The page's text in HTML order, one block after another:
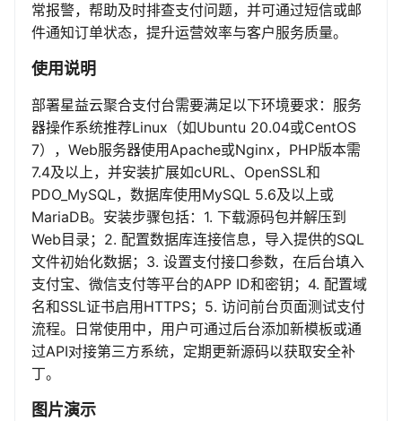
常报警，帮助及时排查支付问题，并可通过短信或邮
件通知订单状态，提升运营效率与客户服务质量。
使用说明
部署星益云聚合支付台需要满足以下环境要求：服务
器操作系统推荐Linux（如Ubuntu 20.04或CentOS
7），Web服务器使用Apache或Nginx，PHP版本需
7.4及以上，并安装扩展如cURL、OpenSSL和
PDO_MySQL，数据库使用MySQL 5.6及以上或
MariaDB。安装步骤包括：1. 下载源码包并解压到
Web目录；2. 配置数据库连接信息，导入提供的SQL
文件初始化数据；3. 设置支付接口参数，在后台填入
支付宝、微信支付等平台的APP ID和密钥；4. 配置域
名和SSL证书启用HTTPS；5. 访问前台页面测试支付
流程。日常使用中，用户可通过后台添加新模板或通
过API对接第三方系统，定期更新源码以获取安全补
丁。
图片演示